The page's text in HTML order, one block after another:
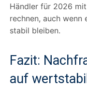
Händler für 2026
rechnen, auch wenn
stabil bleiben.
Fazit:
auf